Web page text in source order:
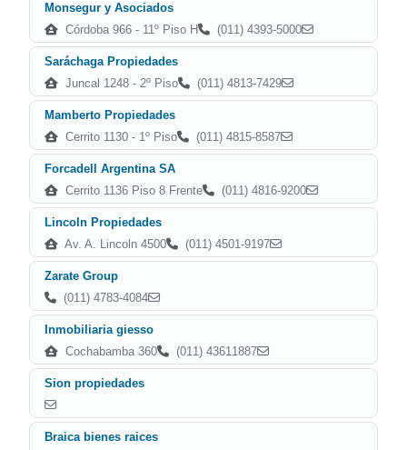
Monsegur y Asociados
Córdoba 966 - 11º Piso H
(011) 4393-5000
Saráchaga Propiedades
Juncal 1248 - 2º Piso
(011) 4813-7429
Mamberto Propiedades
Cerrito 1130 - 1º Piso
(011) 4815-8587
Forcadell Argentina SA
Cerrito 1136 Piso 8 Frente
(011) 4816-9200
Lincoln Propiedades
Av. A. Lincoln 4500
(011) 4501-9197
Zarate Group
(011) 4783-4084
Inmobiliaria giesso
Cochabamba 360
(011) 43611887
Sion propiedades
Braica bienes raices